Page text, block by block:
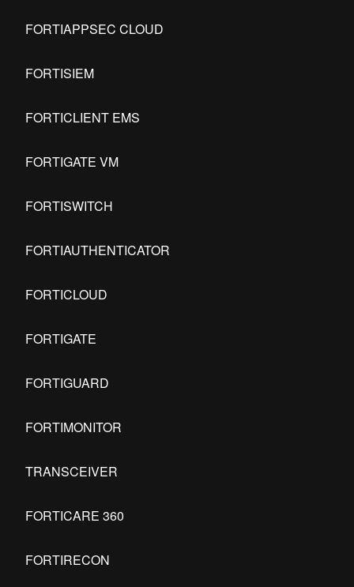
FORTIAPPSEC CLOUD
FORTISIEM
FORTICLIENT EMS
FORTIGATE VM
FORTISWITCH
FORTIAUTHENTICATOR
FORTICLOUD
FORTIGATE
FORTIGUARD
FORTIMONITOR
TRANSCEIVER
FORTICARE 360
FORTIRECON